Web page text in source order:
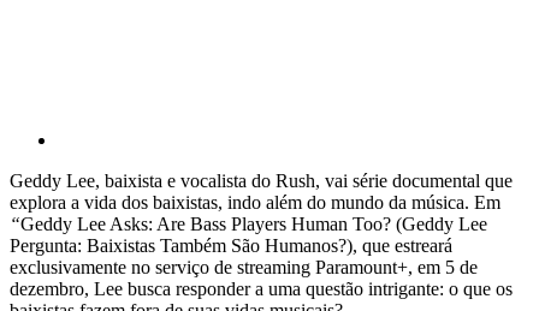
Geddy Lee, baixista e vocalista do Rush, vai série documental que
explora a vida dos baixistas, indo além do mundo da música. Em
“Geddy Lee Asks: Are Bass Players Human Too? (Geddy Lee
Pergunta: Baixistas Também São Humanos?), que estreará
exclusivamente no serviço de streaming Paramount+, em 5 de
dezembro, Lee busca responder a uma questão intrigante: o que os